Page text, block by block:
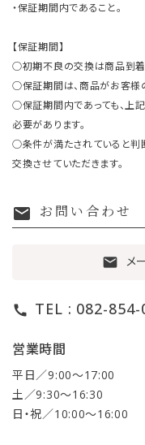
・保証期間内であること。
【保証期間】
○初期不良の交換は商品到着
○保証期間は、商品がお客様
○保証期間内であっても、上
必要があります。
○条件が満たされていると判
交換させていただきます。
mail お問い合わせ
mail メ
call TEL : 082-854-
営業時間
平日／9:00〜17:00
土／9:30〜16:30
日・祝／10:00〜16:00